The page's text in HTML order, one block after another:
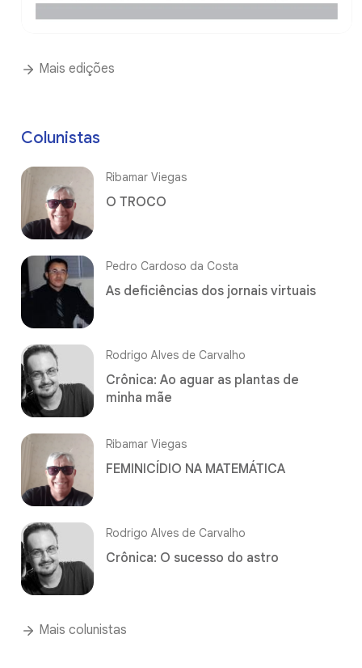
Mais edições
Colunistas
Ribamar Viegas
O TROCO
Pedro Cardoso da Costa
As deficiências dos jornais virtuais
Rodrigo Alves de Carvalho
Crônica: Ao aguar as plantas de
minha mãe
Ribamar Viegas
FEMINICÍDIO NA MATEMÁTICA
Rodrigo Alves de Carvalho
Crônica: O sucesso do astro
Mais colunistas